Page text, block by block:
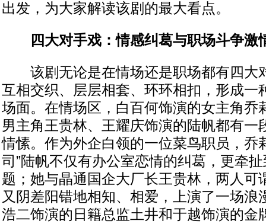
出发，为大家解读该剧的最大看点。
四大对手戏：情感纠葛与职场斗争激
该剧无论是在情场还是职场都有四大
互相交织、层层相套、环环相扣，形成一
场面。在情场区，白百何饰演的女主角乔
男主角王贵林、王耀庆饰演的陆帆都有一
情愫。作为外企白领的一位菜鸟职员，乔
司”陆帆不仅有办公室恋情的纠葛，更牵
题；她与晶通国企大厂长王贵林，两人可
又阴差阳错地相知、相爱，上演了一场浪
浩二饰演的日籍总监土井和于越饰演的金